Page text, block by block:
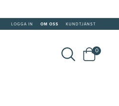
LOGGA IN OM OSS KUNDTJÄNST
0